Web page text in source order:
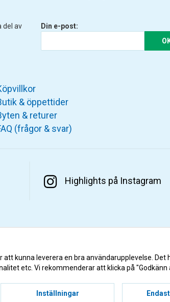
del av
Din e-post:
& öppettider
& returer
(frågor & svar)
Highlights på Instagram
AB.
att kunna leverera en bra användarupplevelse.
etc. Vi rekommenderar att klicka på "Godkänn
Inställningar